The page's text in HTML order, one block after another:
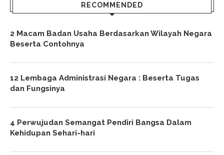
RECOMMENDED
2 Macam Badan Usaha Berdasarkan Wilayah Negara
Beserta Contohnya
12 Lembaga Administrasi Negara : Beserta Tugas
dan Fungsinya
4 Perwujudan Semangat Pendiri Bangsa Dalam
Kehidupan Sehari-hari